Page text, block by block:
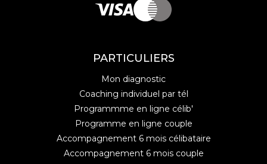
PARTICULIERS
Mon diagnostic
Coaching individuel par tél
Programmme en ligne célib'
Programme en ligne couple
Accompagnement 6 mois célibataire
Accompagnement 6 mois couple